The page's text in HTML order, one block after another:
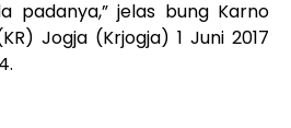
padanya,” jelas bung Karno
Jogja (Krjogja) 1 Juni 2017